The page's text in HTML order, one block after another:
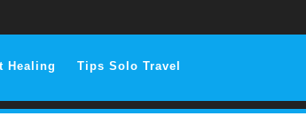
Healing Tips Solo Travel